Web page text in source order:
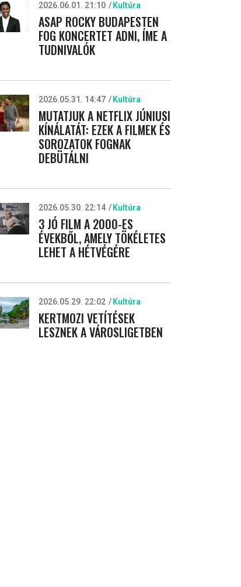
2026.06.01. 21:10 Kultúra
ASAP ROCKY BUDAPESTEN
FOG KONCERTET ADNI, ÍME A
TUDNIVALÓK
2026.05.31. 14:47 Kultúra
MUTATJUK A NETFLIX JÚNIUSI
KÍNÁLATÁT: EZEK A FILMEK ÉS
SOROZATOK FOGNAK
DEBÜTÁLNI
2026.05.30. 22:14 Kultúra
3 JÓ FILM A 2000-ES
ÉVEKBŐL, AMELY TÖKÉLETES
LEHET A HÉTVÉGÉRE
2026.05.29. 22:02 Kultúra
KERTMOZI VETÍTÉSEK
LESZNEK A VÁROSLIGETBEN